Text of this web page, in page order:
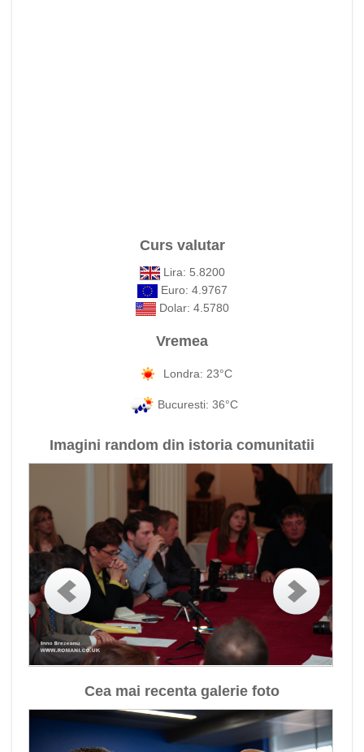
Curs valutar
Lira: 5.8200
Euro: 4.9767
Dolar: 4.5780
Vremea
Londra: 23°C
Bucuresti: 36°C
Imagini random din istoria comunitatii
Cea mai recenta galerie foto